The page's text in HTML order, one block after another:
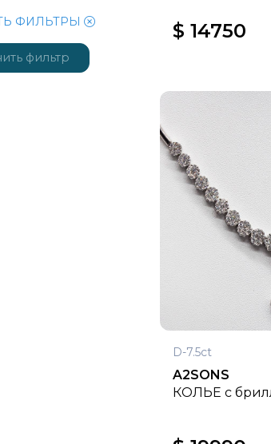
ФИЛЬТРЫ
фильтр
$ 14750
D-7.5ct
A2SONS
КОЛЬЕ с